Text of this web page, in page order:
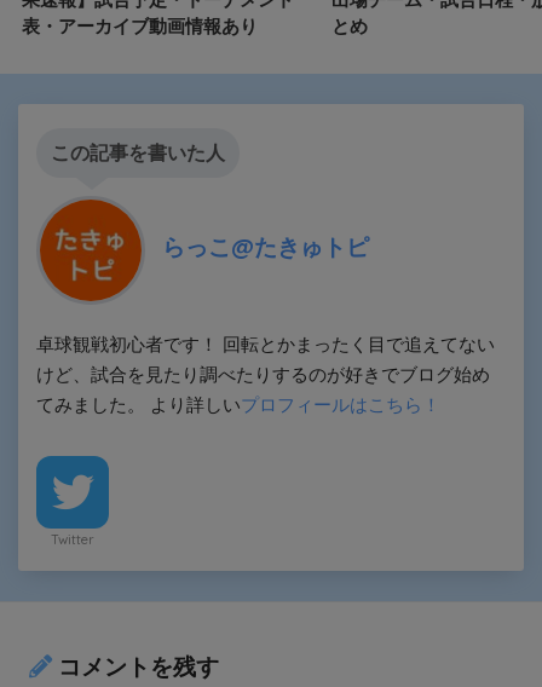
表・アーカイブ動画情報あり
とめ
この記事を書いた人
らっこ@たきゅトピ
卓球観戦初心者です！ 回転とかまったく目で追えてない
けど、試合を見たり調べたりするのが好きでブログ始め
てみました。 より詳しいプロフィールはこちら！
Twitter
コメントを残す